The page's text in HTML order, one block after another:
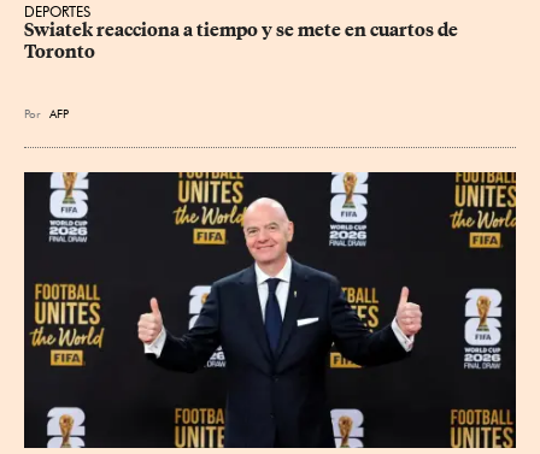
DEPORTES
Swiatek reacciona a tiempo y se mete en cuartos de
Toronto
Por AFP